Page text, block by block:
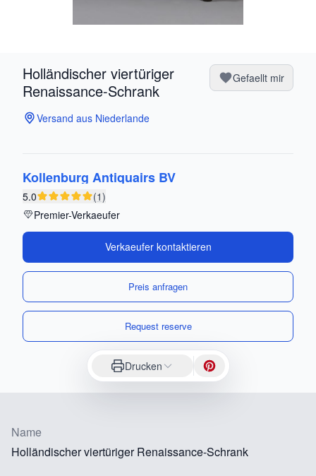
Holländischer viertüriger
Renaissance-Schrank
Gefaellt mir
Versand aus Niederlande
Kollenburg Antiquairs BV
5.0
(1)
Premier-Verkaeufer
Verkaeufer kontaktieren
Preis anfragen
Request reserve
Drucken
Name
Holländischer viertüriger Renaissance-Schrank